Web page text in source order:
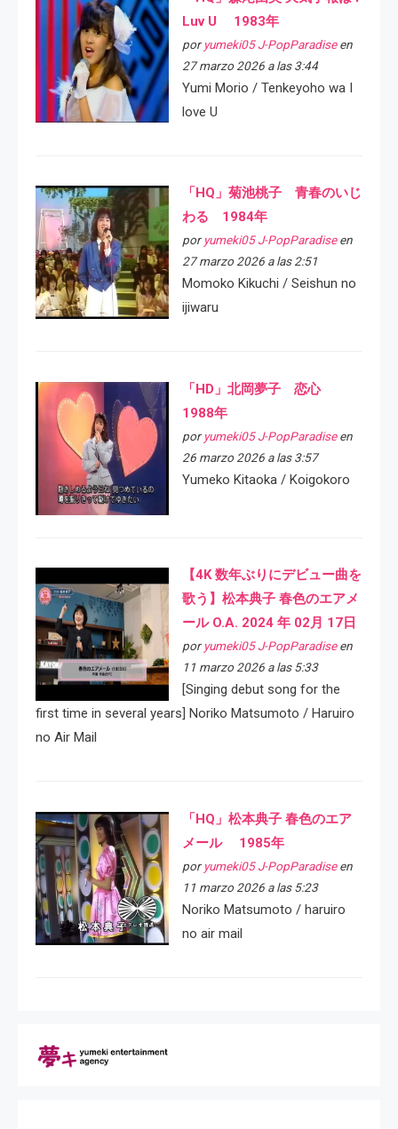
Luv U 1983年
por yumeki05 J-PopParadiseen
27 marzo 2026 a las 3:44
Yumi Morio / Tenkeyoho wa I
love U
「HQ」菊池桃子 青春のいじ
わる 1984年
por yumeki05 J-PopParadiseen
27 marzo 2026 a las 2:51
Momoko Kikuchi / Seishun no
ijiwaru
「HD」北岡夢子 恋心
1988年
por yumeki05 J-PopParadiseen
26 marzo 2026 a las 3:57
Yumeko Kitaoka / Koigokoro
【4K 数年ぶりにデビュー曲を
歌う】松本典子 春色のエアメ
ール O.A. 2024 年 02月 17日
por yumeki05 J-PopParadiseen
11 marzo 2026 a las 5:33
[Singing debut song for the
first time in several years] Noriko Matsumoto / Haruiro
no Air Mail
「HQ」松本典子 春色のエア
メール 1985年
por yumeki05 J-PopParadiseen
11 marzo 2026 a las 5:23
Noriko Matsumoto / haruiro
no air mail